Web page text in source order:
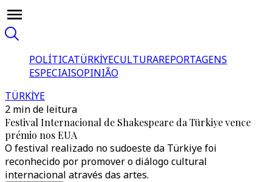
POLÍTICATÜRKİYECULTURAREPORTAGENS
ESPECIAISOPINIÃO
TÜRKİYE
2 min de leitura
Festival Internacional de Shakespeare da Türkiye vence
prémio nos EUA
O festival realizado no sudoeste da Türkiye foi
reconhecido por promover o diálogo cultural
internacional através das artes.